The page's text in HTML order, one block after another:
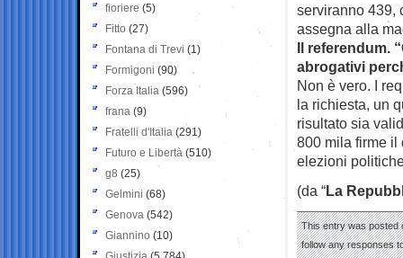
serviranno 439,
assegna alla
Il referendum.
abrogativi
Non è vero. I
la richiesta, un
risultato sia
800 mila firme il
elezioni
(da “La
This entry was posted
follow any responses
fioriere (5)
Fitto (27)
Fontana di Trevi (1)
Formigoni (90)
Forza Italia (596)
frana (9)
Fratelli d'Italia (291)
Futuro e Libertà (510)
g8 (25)
Gelmini (68)
Genova (542)
Giannino (10)